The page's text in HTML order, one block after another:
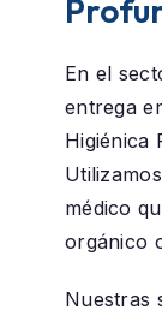
En el
entrega
Higiénica
médico
orgánico
Nuestras